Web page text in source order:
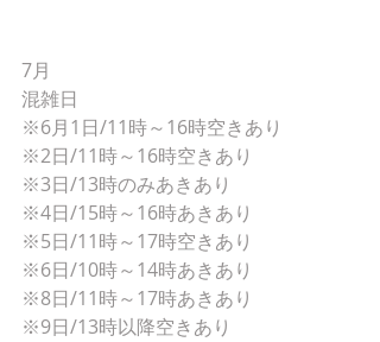
7月
混雑日
※6月1日/11時～16時空きあり
※2日/11時～16時空きあり
※3日/13時のみあきあり
※4日/15時～16時あきあり
※5日/11時～17時空きあり
※6日/10時～14時あきあり
※8日/11時～17時あきあり
※9日/13時以降空きあり